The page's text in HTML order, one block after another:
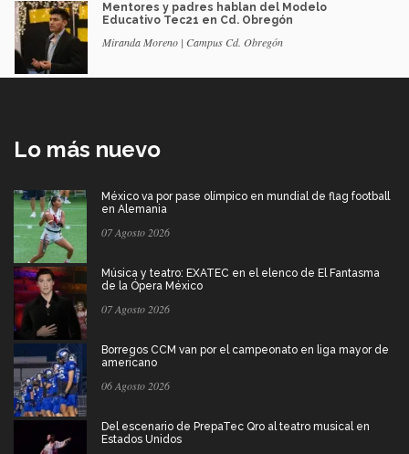
Mentores y padres hablan del Modelo
Educativo Tec21 en Cd. Obregón
Miranda Moreno | Campus Cd. Obregón
Lo más nuevo
México va por pase olímpico en mundial de flag football
en Alemania
07 Agosto 2026
Música y teatro: EXATEC en el elenco de El Fantasma
de la Ópera México
07 Agosto 2026
Borregos CCM van por el campeonato en liga mayor de
americano
06 Agosto 2026
Del escenario de PrepaTec Qro al teatro musical en
Estados Unidos